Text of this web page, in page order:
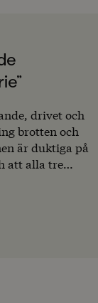
drivet och
brotten och
är duktiga på
att alla tre
fallen. Man